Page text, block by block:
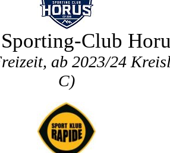
Sporting-Club
ab 2023/24
C)